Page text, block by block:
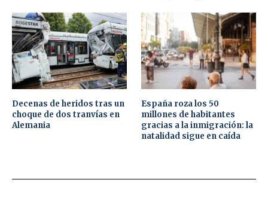
Decenas de heridos tras un
choque de dos tranvías en
Alemania
España roza los 50
millones de habitantes
gracias a la inmigración: la
natalidad sigue en caída